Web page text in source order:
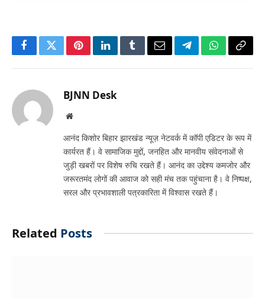
FacebookTwitterPinterestLinkedInTumblrEmailTelegramWhatsApp
Copy
BJNN Desk
Website
आनंद किशोर बिहार झारखंड न्यूज़ नेटवर्क में कॉपी एडिटर के रूप में
कार्यरत हैं। वे सामाजिक मुद्दों, जनहित और मानवीय संवेदनाओं से
जुड़ी खबरों पर विशेष रुचि रखते हैं। आनंद का उद्देश्य कमजोर और
जरूरतमंद लोगों की आवाज को सही मंच तक पहुंचाना है। वे निष्पक्ष,
सरल और प्रभावशाली पत्रकारिता में विश्वास रखते हैं।
Related Posts